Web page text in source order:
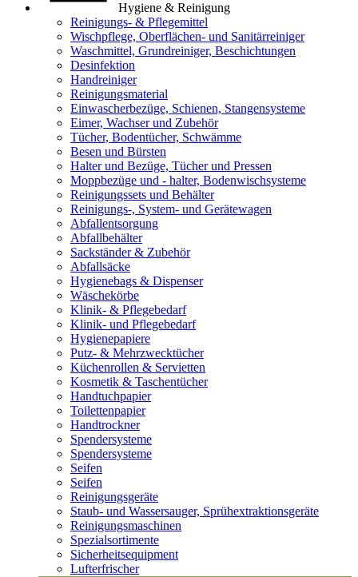
Hygiene & Reinigung
Reinigungs- & Pflegemittel
Wischpflege, Oberflächen- und Sanitärreiniger
Waschmittel, Grundreiniger, Beschichtungen
Desinfektion
Handreiniger
Reinigungsmaterial
Einwascherbezüge, Schienen, Stangensysteme
Eimer, Wachser und Zubehör
Tücher, Bodentücher, Schwämme
Besen und Bürsten
Halter und Bezüge, Tücher und Pressen
Moppbezüge und - halter, Bodenwischsysteme
Reinigungssets und Behälter
Reinigungs-, System- und Gerätewagen
Abfallentsorgung
Abfallbehälter
Sackständer & Zubehör
Abfallsäcke
Hygienebags & Dispenser
Wäschekörbe
Klinik- & Pflegebedarf
Klinik- und Pflegebedarf
Hygienepapiere
Putz- & Mehrzwecktücher
Küchenrollen & Servietten
Kosmetik & Taschentücher
Handtuchpapier
Toilettenpapier
Handtrockner
Spendersysteme
Spendersysteme
Seifen
Seifen
Reinigungsgeräte
Staub- und Wassersauger, Sprühextraktionsgeräte
Reinigungsmaschinen
Spezialsortimente
Sicherheitsequipment
Lufterfrischer